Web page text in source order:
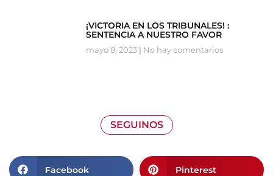
¡VICTORIA EN LOS TRIBUNALES! :
SENTENCIA A NUESTRO FAVOR
mayo 8, 2023 No hay comentarios
SEGUINOS
Facebook Pinterest